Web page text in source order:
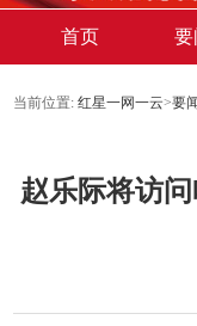
首页 要
当前位置: 红星一网一云>要
赵乐际将访